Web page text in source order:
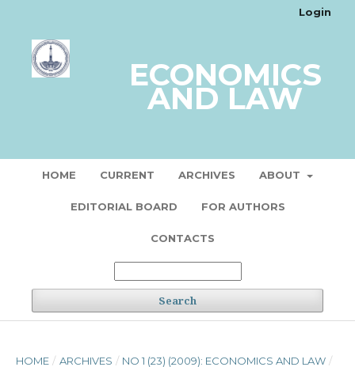
ECONOMICS
AND LAW
HOME CURRENT ARCHIVES ABOUT
EDITORIAL BOARD FOR AUTHORS
CONTACTS
Search
Login
HOME / ARCHIVES / NO 1 (23) (2009): ECONOMICS AND LAW /